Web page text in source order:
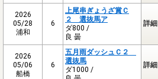
2026
05/28
浦和
6
上尾串ぎょうざ賞Ｃ
２ 選抜馬ア
ダ800 /
良 曇
詳細
2026
05/06
船橋
6
五月雨ダッシュＣ２
選抜馬
ダ1000 /
詳細